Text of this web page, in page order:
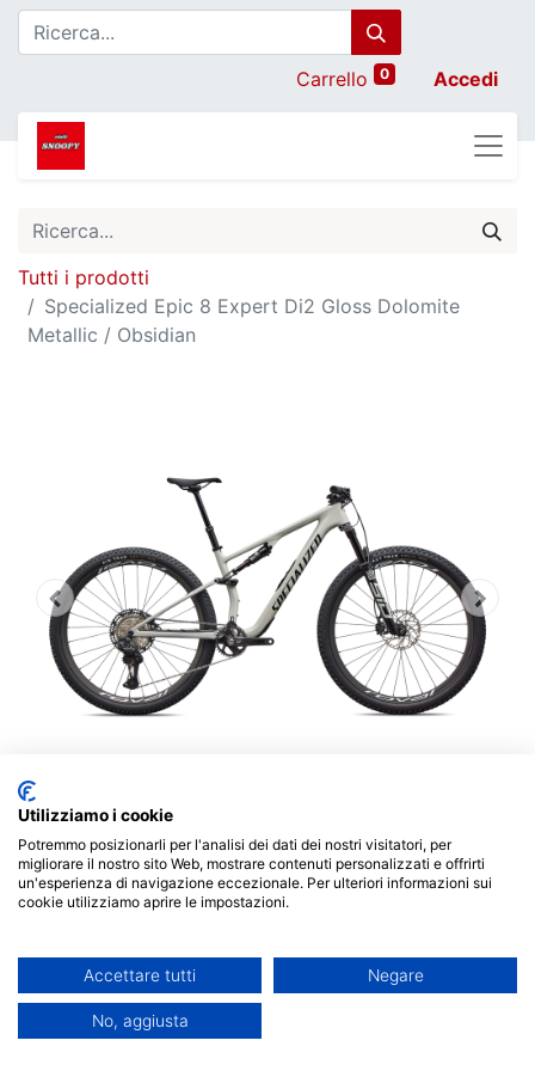
Carrello 0 Accedi
Tutti i prodotti
Specialized Epic 8 Expert Di2 Gloss Dolomite
Metallic / Obsidian
Specialized Epic 8 Expert Di2
Gloss Dolomite Metallic /
Obsidian
7.299,00€
Utilizziamo i cookie
Potremmo posizionarli per l'analisi dei dati dei nostri visitatori, per
migliorare il nostro sito Web, mostrare contenuti personalizzati e offrirti
un'esperienza di navigazione eccezionale. Per ulteriori informazioni sui
cookie utilizziamo aprire le impostazioni.
Accettare tutti Negare
No, aggiusta